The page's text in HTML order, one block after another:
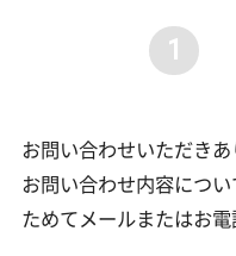
プレミアムにんじんジュ
神河米粉バウムクーヘ
神河米粉バウムクーヘ
1
お問い合わせいただきあ
お問い合わせ内容につい
ためてメールまたはお電